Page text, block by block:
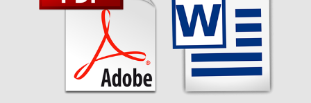
Gotteslob alt / neu